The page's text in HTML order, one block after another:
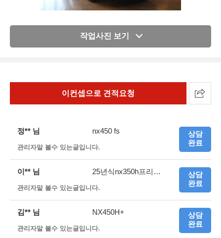
이컨셉으로 견적요청
정** 님 nx450 fs
관리자말 볼수 있는글입니다.
상담
완료
이** 님 25년식nx350h프리미엄
관리자말 볼수 있는글입니다.
상담
완료
김** 님 NX450H+
관리자말 볼수 있는글입니다.
상담
완료